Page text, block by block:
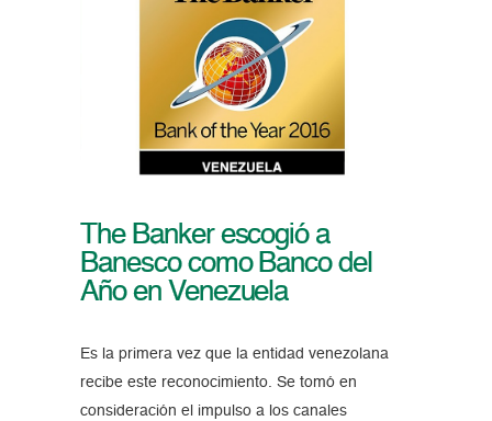
The Banker escogió a
Banesco como Banco del
Año en Venezuela
Es la primera vez que la entidad venezolana
recibe este reconocimiento. Se tomó en
consideración el impulso a los canales